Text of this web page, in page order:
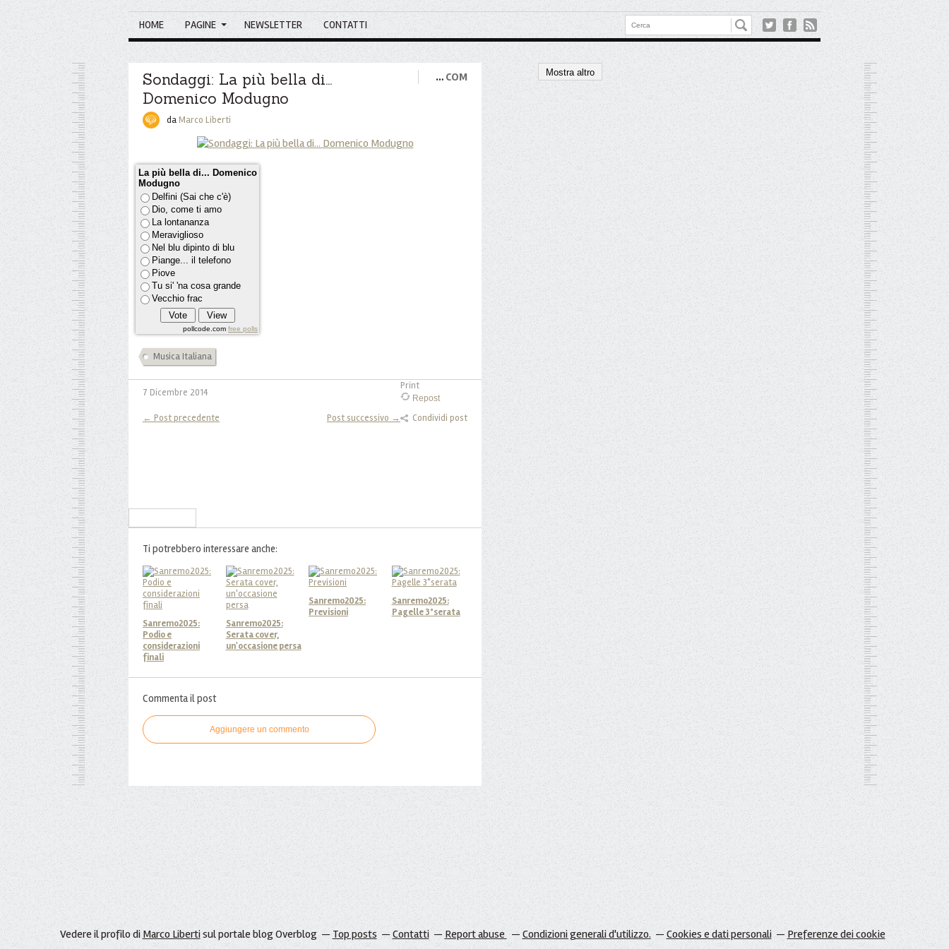
HOME PAGINE NEWSLETTER CONTATTI
Sondaggi: La più bella di...
Domenico Modugno
… COM
daMarco Liberti
La più bella di... Domenico
Modugno
Delfini (Sai che c'è)
Dio, come ti amo
La lontananza
Meraviglioso
Nel blu dipinto di blu
Piange... il telefono
Piove
Tu si' 'na cosa grande
Vecchio frac
pollcode.com free polls
Musica Italiana
7 Dicembre 2014
Print
Repost
Condividi post
← Post precedente Post successivo →
Ti potrebbero interessare anche:
Sanremo2025:
Podio e
considerazioni
finali
Sanremo2025:
Serata cover,
un'occasione persa
Sanremo2025:
Previsioni
Sanremo2025:
Pagelle 3°serata
Commenta il post
Aggiungere un commento
Mostra altro
Vedere il profilo di Marco Libertisul portale blog Overblog Top posts Contatti Report abuse Condizioni generali d'utilizzo. Cookies e dati personali Preferenze dei cookie